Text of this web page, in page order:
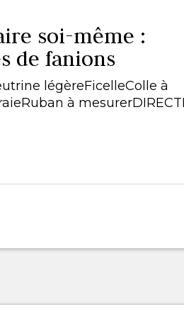
soi-même :
de fanions
légèreFicelleColle à
à